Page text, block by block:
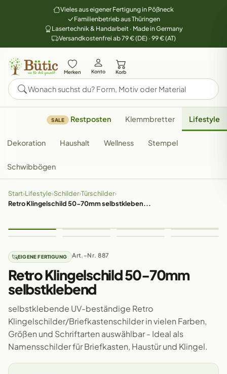
Vieles aus eigener Fertigung in Pößneck
Familienbetrieb aus Thüringen
Lasertechnik & Handarbeit · Made in Germany
Versandkostenfrei ab 79 € (DE) · 99 € (AT)
Merken Konto Korb
SALE Restposten Klemmbretter Lifestyle
Dekoration Haushalt Wellness Stempel
Schwibbögen
Start›Lifestyle›Schilder›Türschilder›
Retro Klingelschild 50-70mm selbstkleben...
EIGENE FERTIGUNG Art.-Nr. 887
Retro Klingelschild 50-70mm
selbstklebend
selbstklebende UV-beständige Retro
Klingelschilder/Briefkastenschilder in vielen Farben,
Größen und Schriftarten auswählbar - Ideal als
Namensschilder für Briefkasten, Haustür und Klingel.